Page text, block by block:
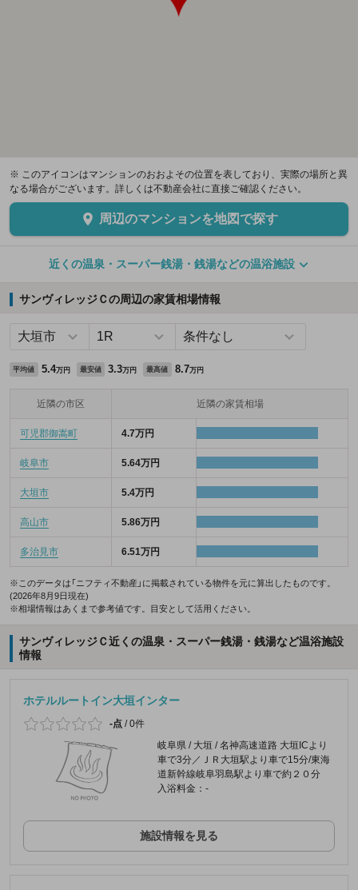
※ このアイコンはマンションのおおよその位置を表しており、実際の場所と異
なる場合がございます。詳しくは不動産会社に直接ご確認ください。
周辺のマンションを地図で探す
近くの温泉・スーパー銭湯・銭湯などの温浴施設
サンヴィレッジＣの周辺の家賃相場情報
平均値 5.4万円 最安値 3.3万円 最高値 8.7万円
近隣の市区 近隣の家賃相場
可児郡御嵩町 4.7万円
岐阜市 5.64万円
大垣市 5.4万円
高山市 5.86万円
多治見市 6.51万円
※このデータは「ニフティ不動産」に掲載されている物件を元に算出したものです。
(2026年8月9日現在)
※相場情報はあくまで参考値です。目安として活用ください。
サンヴィレッジＣ近くの温泉・スーパー銭湯・銭湯など温浴施設
情報
ホテルルートイン大垣インター
-点 /0件
岐阜県 / 大垣 / 名神高速道路 大垣ICより
車で3分／ＪＲ大垣駅より車で15分/東海
道新幹線岐阜羽島駅より車で約２０分
入浴料金：-
施設情報を見る